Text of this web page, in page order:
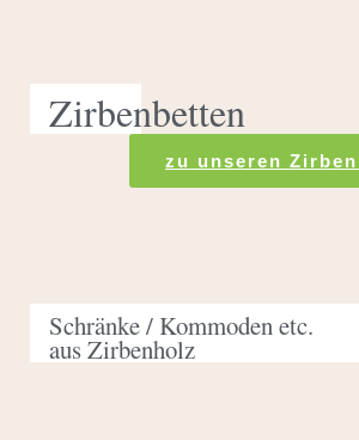
Zirbenbetten
zu unseren
Schränke / Kommoden etc.
aus Zirbenholz